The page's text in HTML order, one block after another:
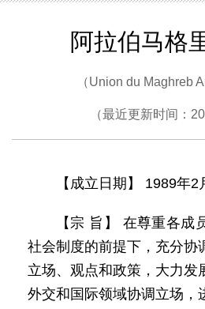
阿拉伯马格
（Union du Maghreb
（最近更新时间：
【成立日期】 1989年2
【宗 旨】 在尊重各成
社会制度的前提下，充分协
立场、观点和政策，大力发
外交和国际领域协调立场，